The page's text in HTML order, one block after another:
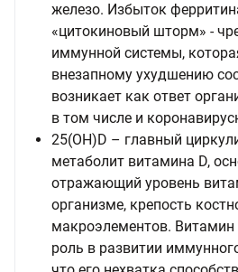
железо. Избыток
«цитокиновый шторм» -
иммунной системы,
внезапному ухудшению
возникает как ответ
в том числе и
25(OH)D – главный
метаболит витамина D,
отражающий уровень
организме, крепость
макроэлементов.
роль в развитии